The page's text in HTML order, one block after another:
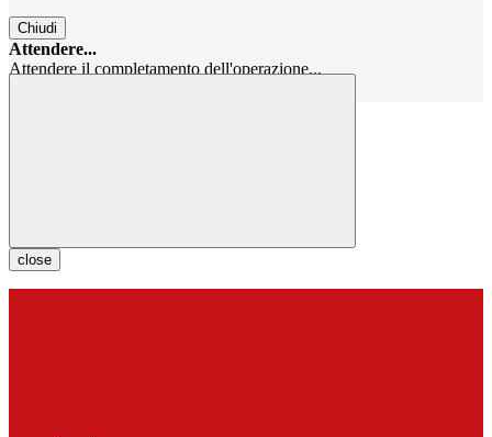
Chiudi
Attendere...
Attendere il completamento dell'operazione...
close